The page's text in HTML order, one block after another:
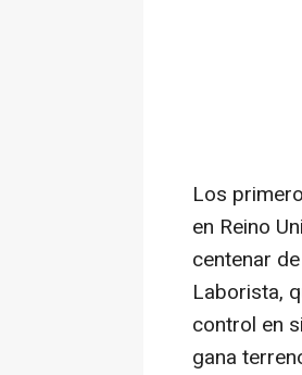
Los
en Reino
centenar
Laborista,
control en
gana